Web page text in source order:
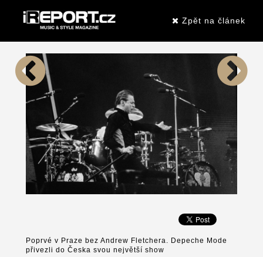
Zpět na článek
Poprvé v Praze bez Andrew Fletchera. Depeche Mode
přivezli do Česka svou největší show